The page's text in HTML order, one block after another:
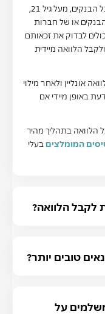
ניתנות ללקוחות כל הבנקים, מעל גיל 21,
או של חברות
לבדוק את זכאותם
הלוואה מיידית
אונליין ולאחר מילוי
באופן מיידי אם
הלוואה בתהליך מהיר
המומלצים בעלי
לקבל הלוואה?
טובים יותר?
על